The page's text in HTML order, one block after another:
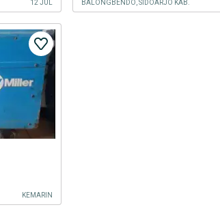
12 JUL BALONGBENDO, SIDOARJO KAB.
KEMARIN